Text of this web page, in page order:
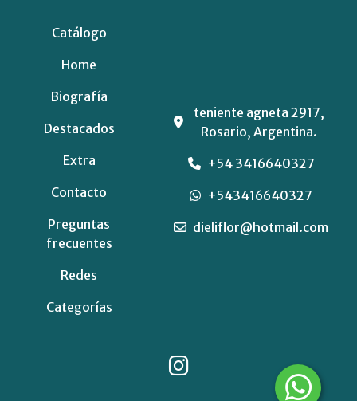
Catálogo
Home
Biografía
Destacados
Extra
Contacto
Preguntas
frecuentes
Redes
Categorías
teniente agneta 2917,
Rosario, Argentina.
+54 3416640327
+543416640327
dieliflor@hotmail.com